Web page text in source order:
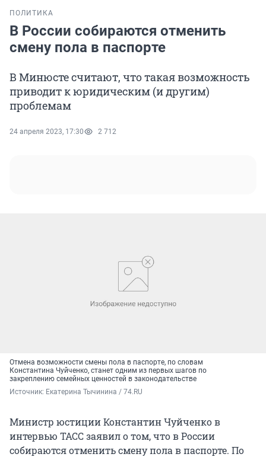
ПОЛИТИКА
В России собираются отменить
смену пола в паспорте
В Минюсте считают, что такая возможность
приводит к юридическим (и другим)
проблемам
24 апреля 2023, 17:30 2 712
Отмена возможности смены пола в паспорте, по словам
Константина Чуйченко, станет одним из первых шагов по
закреплению семейных ценностей в законодательстве
Источник: Екатерина Тычинина / 74.RU
Министр юстиции Константин Чуйченко в
интервью ТАСС заявил о том, что в России
собираются отменить смену пола в паспорте. По